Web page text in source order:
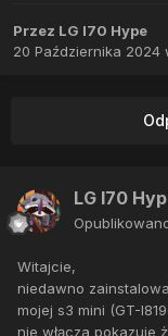
Przez LG l70 Hype
20 Października 2024
LG l70
Witajcie,
niedawno
mojej s3 mini (GT-
nie włącza pokazuje